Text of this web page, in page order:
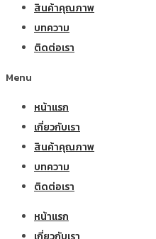
สินค้าคุณภาพ
บทความ
ติดต่อเรา
Menu
หน้าแรก
เกี่ยวกับเรา
สินค้าคุณภาพ
บทความ
ติดต่อเรา
หน้าแรก